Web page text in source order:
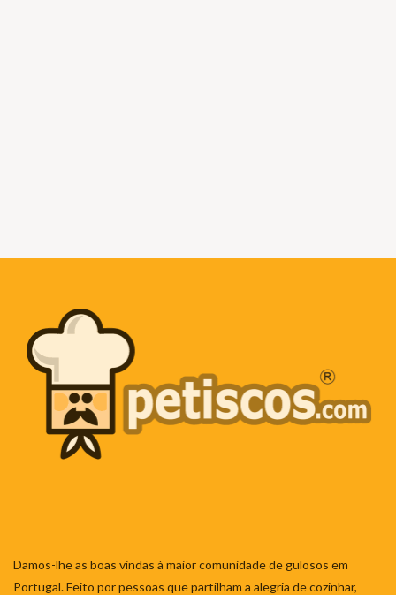
Damos-lhe as boas vindas à maior comunidade de gulosos em
Portugal. Feito por pessoas que partilham a alegria de cozinhar,